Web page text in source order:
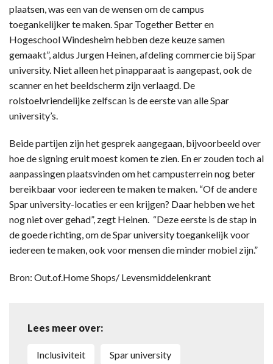
plaatsen, was een van de wensen om de campus
toegankelijker te maken. Spar Together Better en
Hogeschool Windesheim hebben deze keuze samen
gemaakt”, aldus Jurgen Heinen, afdeling commercie bij Spar
university. Niet alleen het pinapparaat is aangepast, ook de
scanner en het beeldscherm zijn verlaagd. De
rolstoelvriendelijke zelfscan is de eerste van alle Spar
university’s.
Beide partijen zijn het gesprek aangegaan, bijvoorbeeld over
hoe de signing eruit moest komen te zien. En er zouden toch al
aanpassingen plaatsvinden om het campusterrein nog beter
bereikbaar voor iedereen te maken te maken. “Of de andere
Spar university-locaties er een krijgen? Daar hebben we het
nog niet over gehad”, zegt Heinen. “Deze eerste is de stap in
de goede richting, om de Spar university toegankelijk voor
iedereen te maken, ook voor mensen die minder mobiel zijn.”
Bron: Out.of.Home Shops/ Levensmiddelenkrant
Lees meer over:
inclusiviteit Spar university